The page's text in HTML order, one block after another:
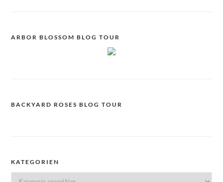
ARBOR BLOSSOM BLOG TOUR
BACKYARD ROSES BLOG TOUR
KATEGORIEN
Kategorien